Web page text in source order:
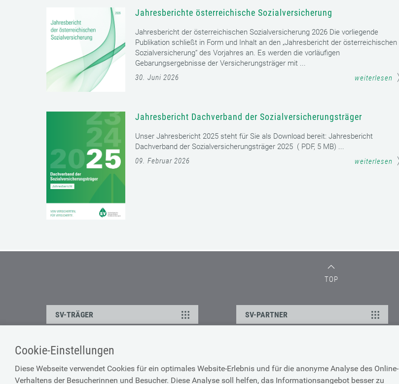
Cookie-Einstellungen
Diese Webseite verwendet Cookies für ein optimales Website-Erlebnis und für die anonyme Analyse des Online-
Verhaltens der Besucherinnen und Besucher. Diese Analyse soll helfen, das Informationsangebot besser zu
Jahresberichte österreichische Sozialversicherung
Jahresbericht der österreichischen Sozialversicherung 2026 Die vorliegende
Publikation schließt in Form und Inhalt an den „Jahresbericht der österreichischen
Sozialversicherung“ des Vorjahres an. Es werden die vorläufigen
Gebarungsergebnisse der Versicherungsträger mit ...
30. Juni 2026
weiterlesen
Jahresbericht Dachverband der Sozialversicherungsträger
Unser Jahresbericht 2025 steht für Sie als Download bereit: Jahresbericht
Dachverband der Sozialversicherungsträger 2025 ( PDF, 5 MB) ...
09. Februar 2026
weiterlesen
TOP
SV-TRÄGER SV-PARTNER
ÜBER UNS
Kontakt
Barrierefreiheitserklärung
Cookie-Erklärung